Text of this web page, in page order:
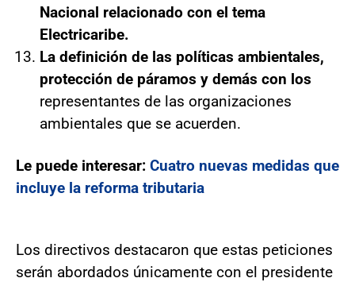
Nacional relacionado con el tema
Electricaribe.
La definición de las políticas ambientales,
protección de páramos y demás con los
representantes de las organizaciones
ambientales que se acuerden.
Le puede interesar: Cuatro nuevas medidas que
incluye la reforma tributaria
Los directivos destacaron que estas peticiones
serán abordados únicamente con el presidente